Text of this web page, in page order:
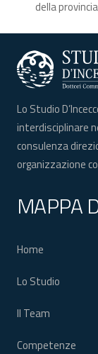
della
Lo Studio
interdisciplinare
consulenza
organizzazione
MAPPA
Home
Lo Studio
Il Team
Competenze